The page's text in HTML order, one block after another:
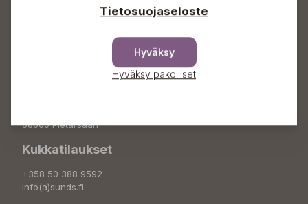
Info & vaihde
68660 Pietarsaari
Kukkatilaukset
+358 50 388 9592
info(a)sunds.fi
Tietosuojaseloste
Hyväksy
Hyväksy pakolliset